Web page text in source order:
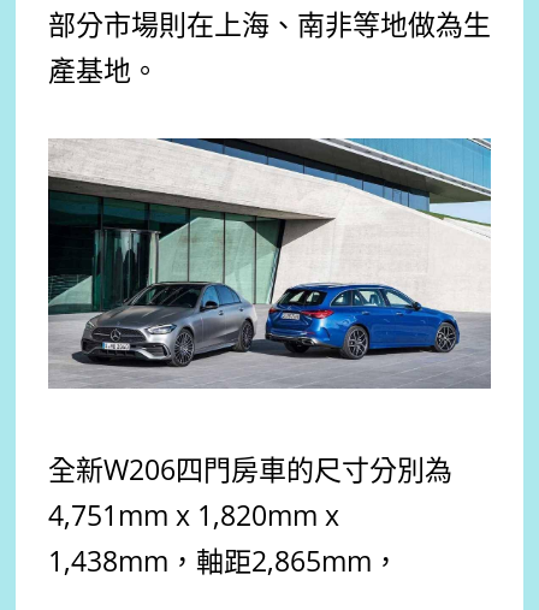
部分市場則在上海、南非等地做為生
產基地。
全新W206四門房車的尺寸分別為
4,751mm x 1,820mm x
1,438mm，軸距2,865mm，